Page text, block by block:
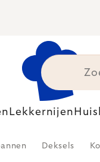
Lekkernijen
Deksels